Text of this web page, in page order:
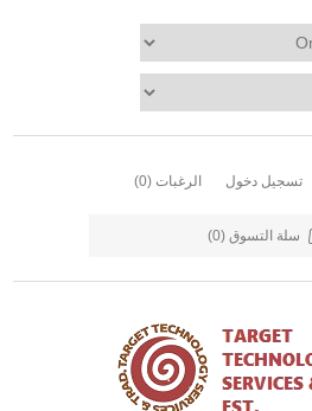
تسجيل دخول الرغبات (0)
سلة التسوق (0)